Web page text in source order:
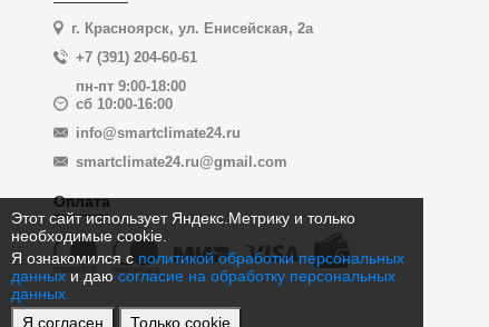
Этот сайт использует Яндекс.Метрику и только
необходимые cookie.
Я ознакомился с политикой обработки персональных
данных и даю согласие на обработку персональных
данных.
Я согласен
Только cookie
г. Красноярск, ул. Енисейская, 2а
+7 (391) 204-60-61
пн-пт 9:00-18:00
сб 10:00-16:00
info@smartclimate24.ru
smartclimate24.ru@gmail.com
Оплата